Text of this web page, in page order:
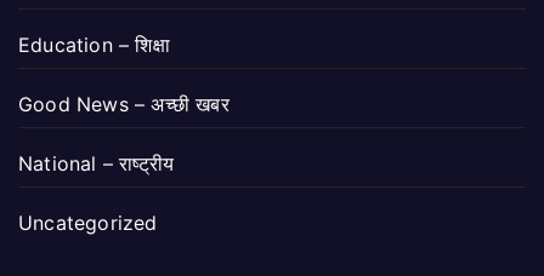
Education – शिक्षा
Good News – अच्छी खबर
National – राष्ट्रीय
Uncategorized